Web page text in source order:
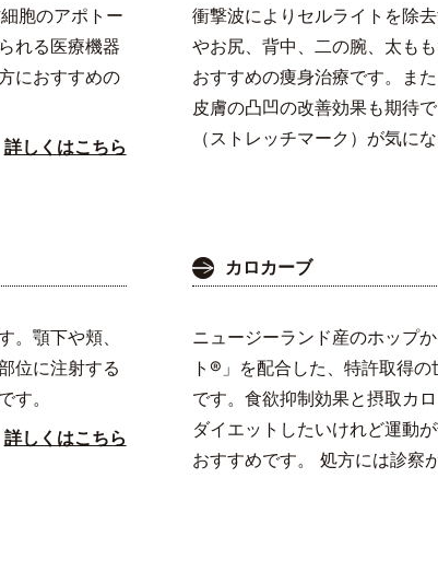
胞のアポトー
れる医療機器
におすすめの
詳しくはこちら
衝撃波によりセルライトを除
やお尻、背中、二の腕、太も
おすすめの痩身治療です。ま
皮膚の凸凹の改善効果も期待
（ストレッチマーク）が気に
。顎下や頬、
位に注射する
す。
詳しくはこちら
カロカーブ
ニュージーランド産のホップ
ト®」を配合した、特許取得
です。食欲抑制効果と摂取カ
ダイエットしたいけれど運動
おすすめです。 処方には診察